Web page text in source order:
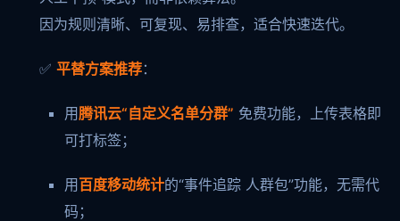
因为规则清晰、可复现、易排查，适合快速迭代。
✅ 平替方案推荐：
用腾讯云“自定义名单分群” 免费功能，上传表格即
可打标签；
用百度移动统计的“事件追踪 人群包”功能，无需代
码；